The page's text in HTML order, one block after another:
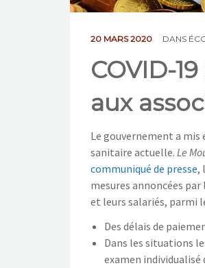
20 MARS 2020 DANS
COVID-
aux
Le gouvernement a
sanitaire actuelle. Le
communiqué de presse,
mesures annoncées
et leurs salariés, parmi
Des délais de
Dans les situations
examen individualisé